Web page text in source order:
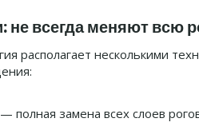
не всегда меняют всю
располагает несколькими
— полная замена всех слоев